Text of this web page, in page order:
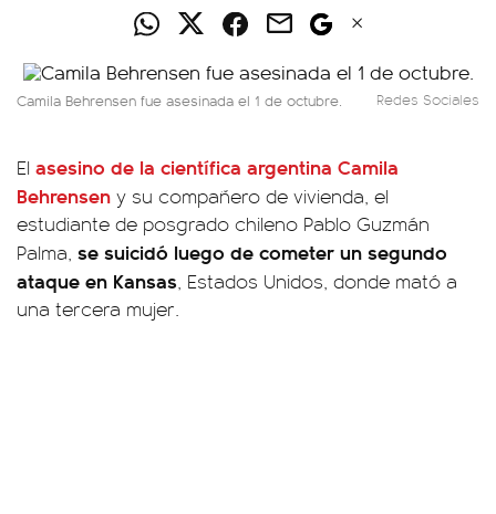
Camila Behrensen fue asesinada el 1 de octubre. Redes Sociales
El asesino de la científica argentina Camila
Behrensen y su compañero de vivienda, el
estudiante de posgrado chileno Pablo Guzmán
Palma, se suicidó luego de cometer un segundo
ataque en Kansas, Estados Unidos, donde mató a
una tercera mujer.